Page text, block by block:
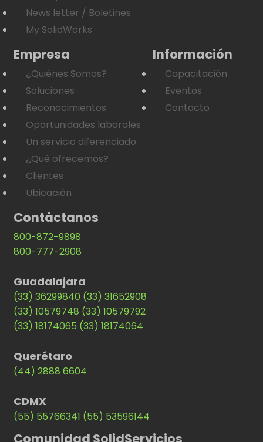
News letter / Boletines
My SolidWorks
Empresa
¿Quiénes Somos?
Soluciones
Reconocimientos
Oportunidades laborales
Un servicio diferenciado
¿Qué ofrecemos?
Clientes
Ubicación
Información
Capacitación
Eventos
Contacto
Contáctanos
800-872-9898
800-777-2908
Guadalajara
(33) 36299840 (33) 31652908
(33) 10579748 (33) 10579792
(33) 18174065 (33) 18174064
Querétaro
(44) 2888 6604
CDMX
(55) 55766341 (55) 53596144
Comunidad SolidServicios